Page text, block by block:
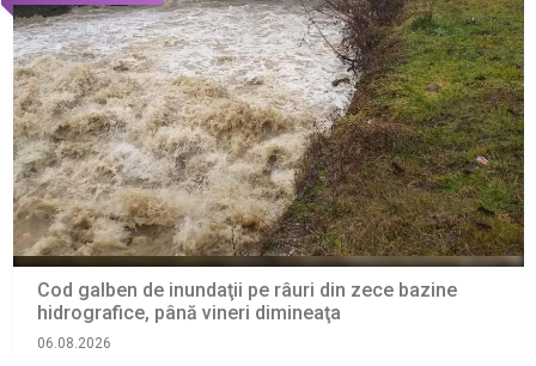
Cod galben de inundaţii pe râuri din zece bazine
hidrografice, până vineri dimineaţa
06.08.2026